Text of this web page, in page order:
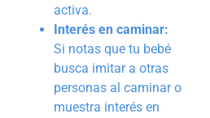
activa.
Interés en caminar:
Si notas que tu bebé
busca imitar a otras
personas al caminar o
muestra interés en